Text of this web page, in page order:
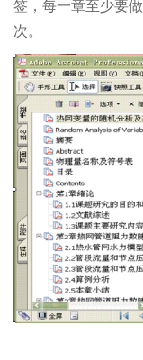
签，每一章至少要
次。